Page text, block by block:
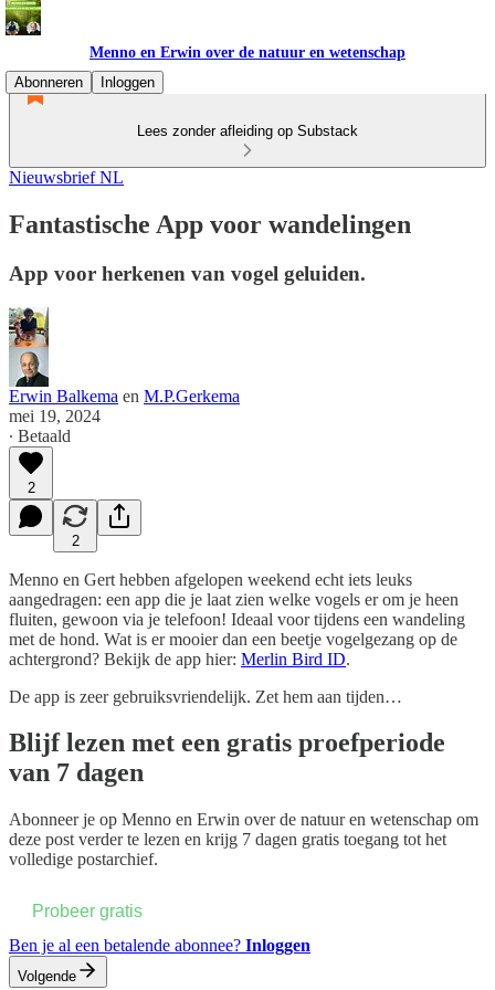
Menno en Erwin over de natuur en wetenschap
Abonneren
Inloggen
Lees zonder afleiding op Substack
Nieuwsbrief NL
Fantastische App voor wandelingen
App voor herkenen van vogel geluiden.
Erwin Balkema en M.P.Gerkema
mei 19, 2024
∙ Betaald
2
2
Menno en Gert hebben afgelopen weekend echt iets leuks
aangedragen: een app die je laat zien welke vogels er om je heen
fluiten, gewoon via je telefoon! Ideaal voor tijdens een wandeling
met de hond. Wat is er mooier dan een beetje vogelgezang op de
achtergrond? Bekijk de app hier: Merlin Bird ID.
De app is zeer gebruiksvriendelijk. Zet hem aan tijden…
Blijf lezen met een gratis proefperiode
van 7 dagen
Abonneer je op Menno en Erwin over de natuur en wetenschap om
deze post verder te lezen en krijg 7 dagen gratis toegang tot het
volledige postarchief.
Probeer gratis
Ben je al een betalende abonnee? Inloggen
Volgende